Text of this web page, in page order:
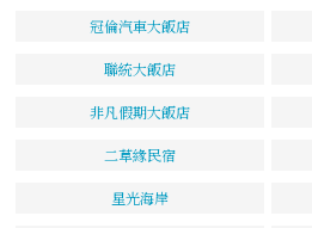
冠倫汽車大飯店
聯統大飯店
非凡假期大飯店
二草緣民宿
星光海岸